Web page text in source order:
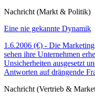
Nachricht (Markt & Politik)
Eine nie gekannte Dynamik
1.6.2006 (€) - Die
sehen ihre Unternehmen
Unsicherheiten ausgesetzt
Antworten auf drängende
Nachricht (Vertrieb &